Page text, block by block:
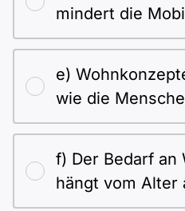
mindert die
e)
wie die
f) Der Bedarf an
hängt vom Alter